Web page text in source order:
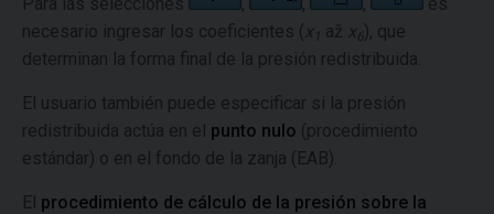
necesario ingresar los coeficientes ( x 1 až x 6), que
determinan la forma final de la presión redistribuida.
El usuario también puede especificar si la presión
redistribuida actúa en el punto nulo (procedimiento
estándar) o en el fondo de la zanja (EAB).
El procedimiento de cálculo de la presión sobre la